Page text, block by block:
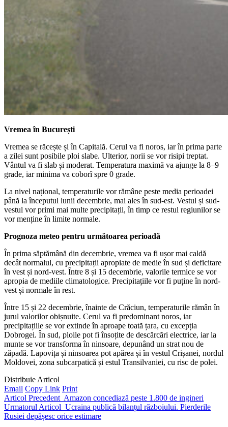
Vremea în București
Vremea se răcește și în Capitală. Cerul va fi noros, iar în prima parte
a zilei sunt posibile ploi slabe. Ulterior, norii se vor risipi treptat.
Vântul va fi slab și moderat. Temperatura maximă va ajunge la 8–9
grade, iar minima va coborî spre 0 grade.
La nivel național, temperaturile vor rămâne peste media perioadei
până la începutul lunii decembrie, mai ales în sud-est. Vestul și sud-
vestul vor primi mai multe precipitații, în timp ce restul regiunilor se
vor menține în limite normale.
Prognoza meteo pentru următoarea perioadă
În prima săptămână din decembrie, vremea va fi ușor mai caldă
decât normalul, cu precipitații apropiate de medie în sud și deficitare
în vest și nord-vest. Între 8 și 15 decembrie, valorile termice se vor
apropia de mediile climatologice. Precipitațiile vor fi puține în nord-
vest și normale în rest.
Între 15 și 22 decembrie, înainte de Crăciun, temperaturile rămân în
jurul valorilor obișnuite. Cerul va fi predominant noros, iar
precipitațiile se vor extinde în aproape toată țara, cu excepția
Dobrogei. În sud, ploile pot fi însoțite de descărcări electrice, iar la
munte se vor transforma în ninsoare, depunând un strat nou de
zăpadă. Lapovița și ninsoarea pot apărea și în vestul Crișanei, nordul
Moldovei, zona subcarpatică și estul Transilvaniei, cu risc de polei.
Distribuie Articol
Email Copy Link Print
Articol Precedent Amazon concediază peste 1.800 de ingineri
Urmatorul Articol Ucraina publică bilanțul războiului. Pierderile
Rusiei depășesc orice estimare